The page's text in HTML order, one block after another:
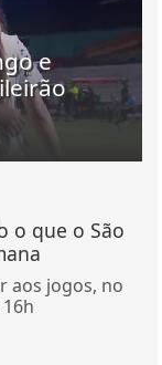
e
o que o São
aos jogos, no